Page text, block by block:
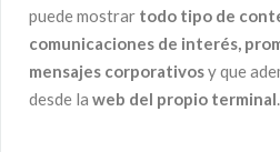
puede mostrar todo tipo de
comunicaciones de interés,
mensajes corporativosy que
desde la web del propio terminal.